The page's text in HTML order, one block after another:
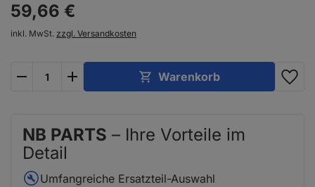
59,66 €
inkl. MwSt. zzgl. Versandkosten
Warenkorb
NB PARTS – Ihre Vorteile im
Detail
Umfangreiche Ersatzteil-Auswahl